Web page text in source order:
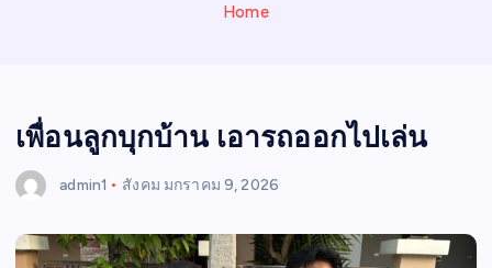
S
Home
เพื่อนลูกบุกบ้าน เอารถออกไปเล่น
admin1 สังคม มกราคม 9, 2026